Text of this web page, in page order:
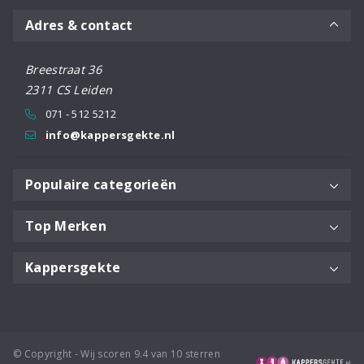
Adres & contact
Breestraat 36
2311 CS Leiden
071 - 512 5212
info@kappersgekte.nl
Populaire categorieën
Top Merken
Kappersgekte
© Copyright - Wij scoren 9.4 van 10 sterren